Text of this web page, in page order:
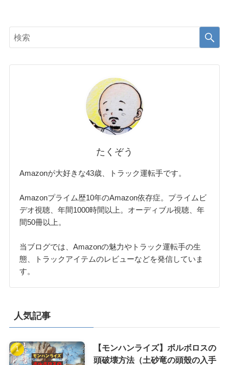
たくぞう
Amazonが大好きな43歳、トラック運転手です。
Amazonプライム歴10年のAmazon依存症。プライムビ
デオ視聴、年間1000時間以上。オーディブル視聴、年
間50冊以上。
当ブログでは、Amazonの魅力やトラック運転手の生
態、トラックアイテムのレビューなどを発信していま
す。
人気記事
【モンハンライズ】ボルボロスの
頭破壊方法（土砂竜の頭殼の入手